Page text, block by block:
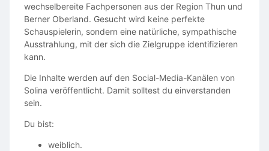
wechselbereite Fachpersonen aus der Region Thun und
Berner Oberland. Gesucht wird keine perfekte
Schauspielerin, sondern eine natürliche, sympathische
Ausstrahlung, mit der sich die Zielgruppe identifizieren
kann.
Die Inhalte werden auf den Social-Media-Kanälen von
Solina veröffentlicht. Damit solltest du einverstanden
sein.
Du bist:
weiblich.